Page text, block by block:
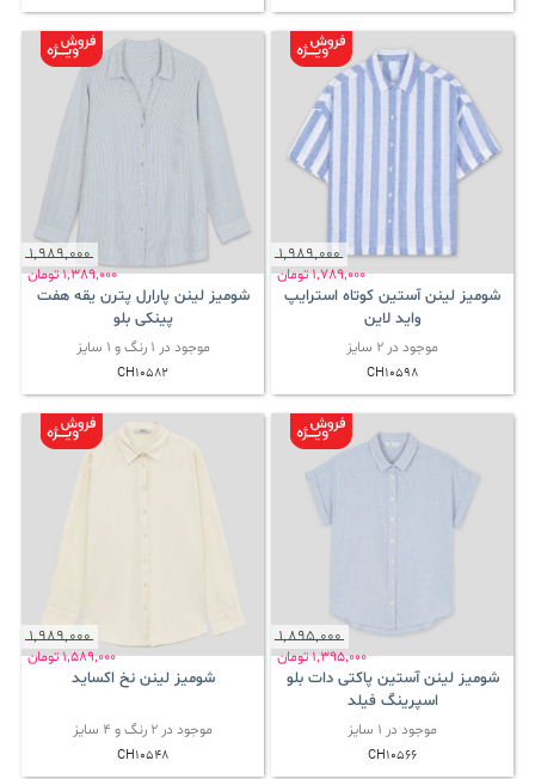
1٬989٬000
1٬789٬000تومان
شومیز لینن آستین کوتاه استرایپ
واید لاین
موجود در 2 سایز
CH10598
1٬989٬000
1٬389٬000تومان
شومیز لینن پارارل پترن یقه هفت
پینکی بلو
موجود در 1 رنگ و 1 سایز
CH10582
1٬895٬000
1٬395٬000تومان
شومیز لینن آستین پاکتی دات بلو
اسپرینگ فیلد
موجود در 1 سایز
CH10566
1٬989٬000
1٬589٬000تومان
شومیز لینن نخ اکساید
موجود در 2 رنگ و 4 سایز
CH10548